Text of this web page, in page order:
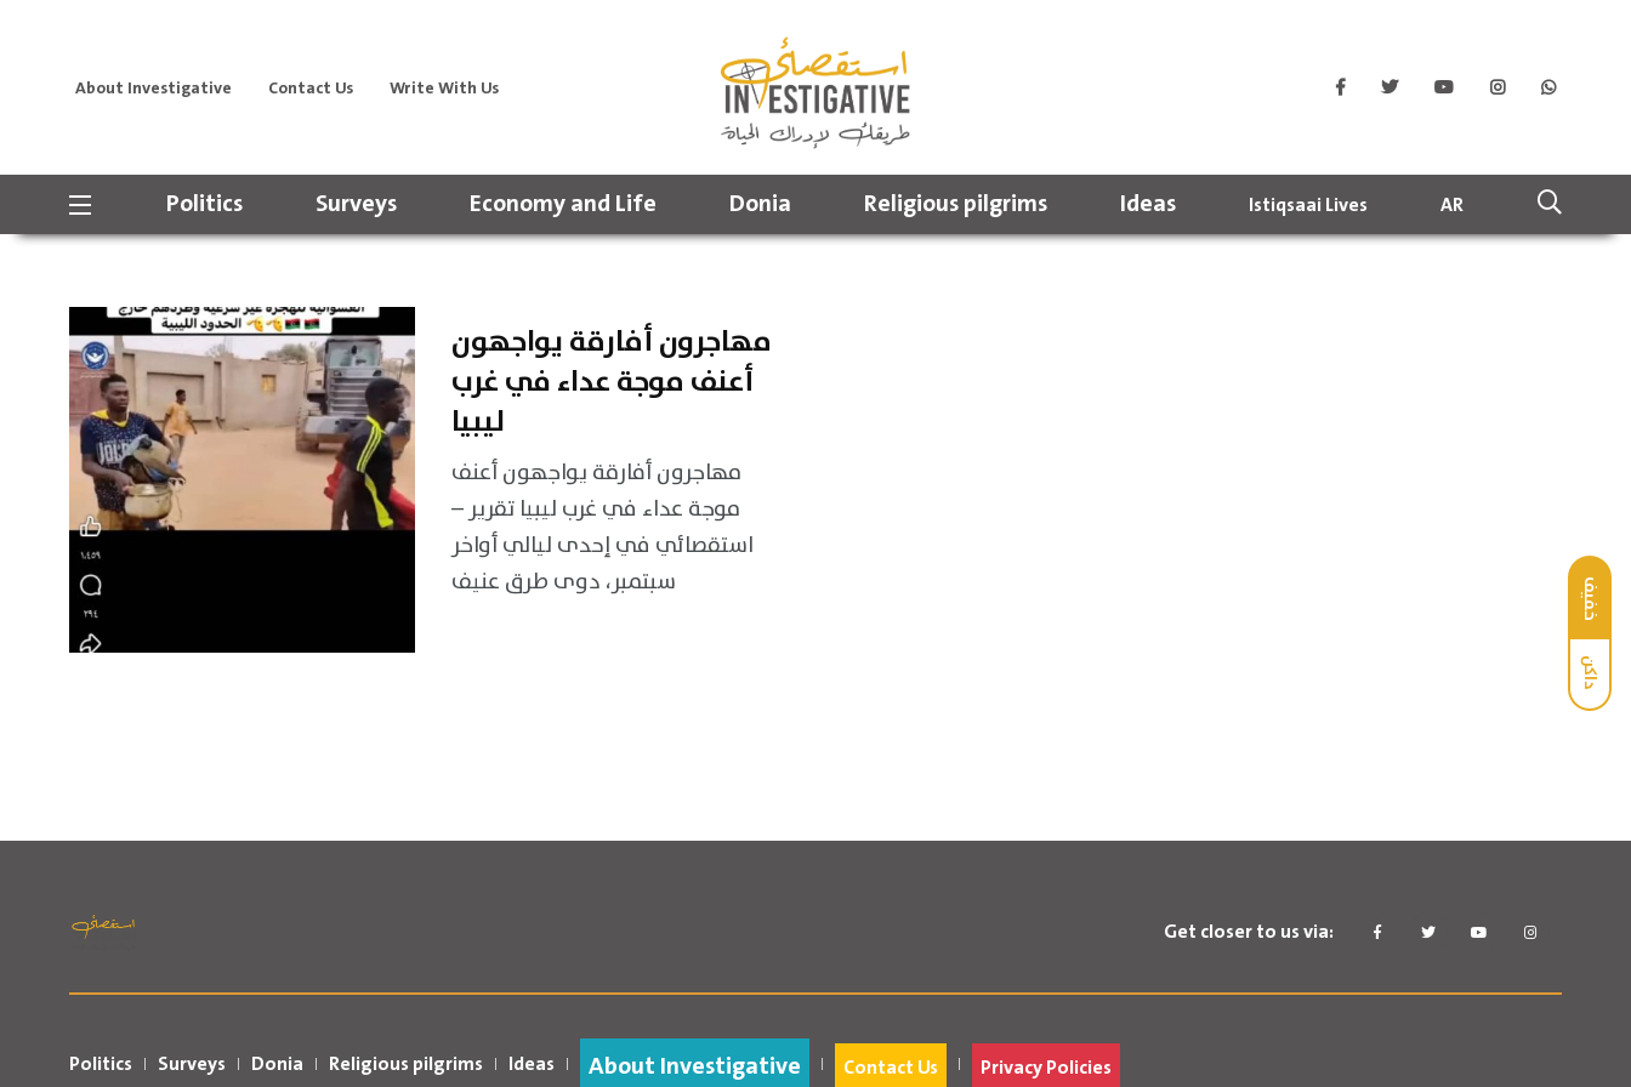
خفيف
داكن
About Investigative Contact Us Write With Us
Politics Surveys Economy and Life Donia Religious pilgrims Ideas Istiqsaai Lives AR
مهاجرون أفارقة يواجهون
أعنف موجة عداء في غرب
ليبيا
مهاجرون أفارقة يواجهون أعنف
موجة عداء في غرب ليبيا تقرير –
استقصائي في إحدى ليالي أواخر
سبتمبر، دوى طرق عنيف
Get closer to us via:
Politics Surveys Donia Religious pilgrims Ideas About Investigative Contact Us Privacy Policies